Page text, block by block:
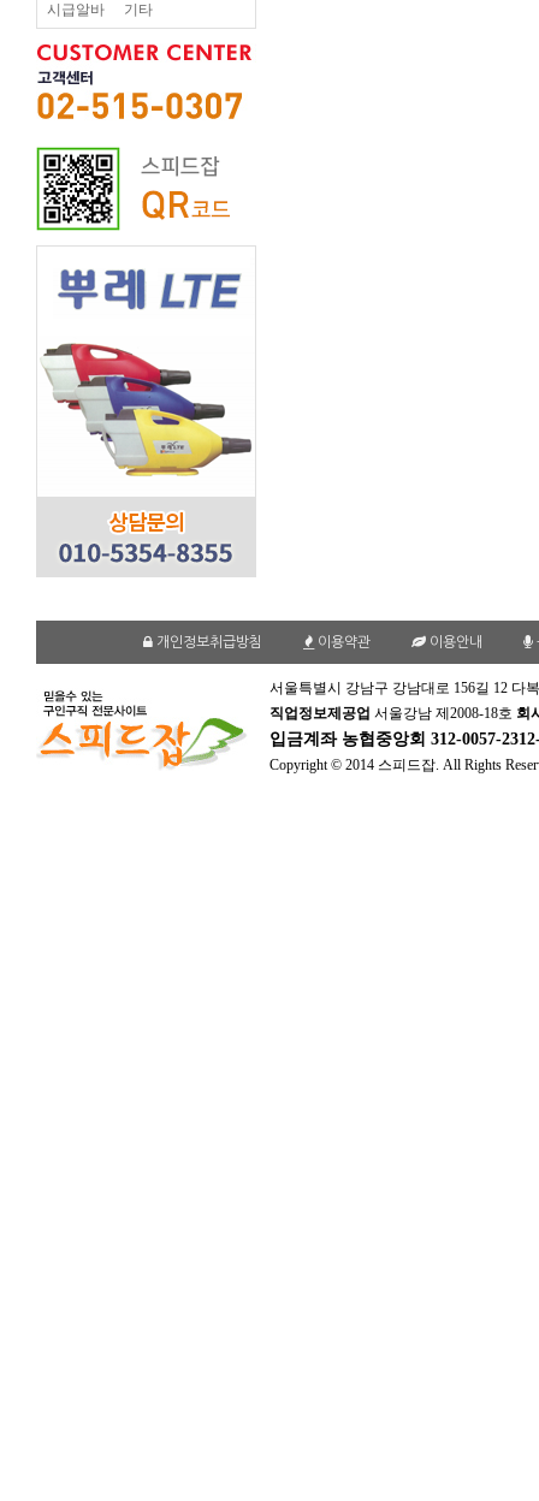
시급알바 기타
개인정보취급방침 이용약관 이용안내
서울특별시 강남구 강남대로 156길 12 다
직업정보제공업 서울강남 제2008-18호 회
입금계좌 농협중앙회 312-0057-
Copyright © 2014 스피드잡. All Rights